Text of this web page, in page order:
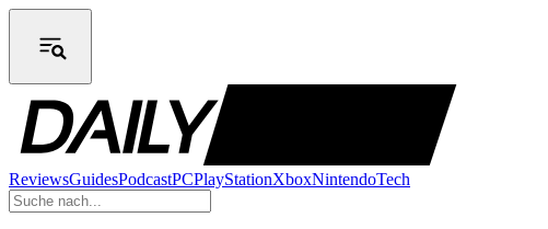
ReviewsGuidesPodcastPCPlayStationXboxNintendoTech